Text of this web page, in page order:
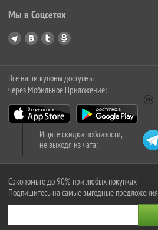
Мы в Соцсетях
Все наши купоны доступны
через Мобильное Приложение:
Ищите скидки поблизости,
не выходя из чата:
Сэкономьте до 90% при любых покупках
Подпишитесь на самые выгодные предложения